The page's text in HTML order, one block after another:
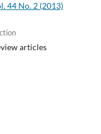
44 No. 2 (2013)
articles